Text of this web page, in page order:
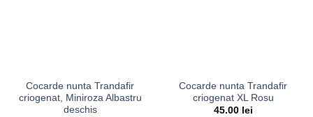
Cocarde nunta Trandafir
criogenat, Miniroza Albastru
deschis
Cocarde nunta Trandafir
criogenat XL Rosu
45.00 lei